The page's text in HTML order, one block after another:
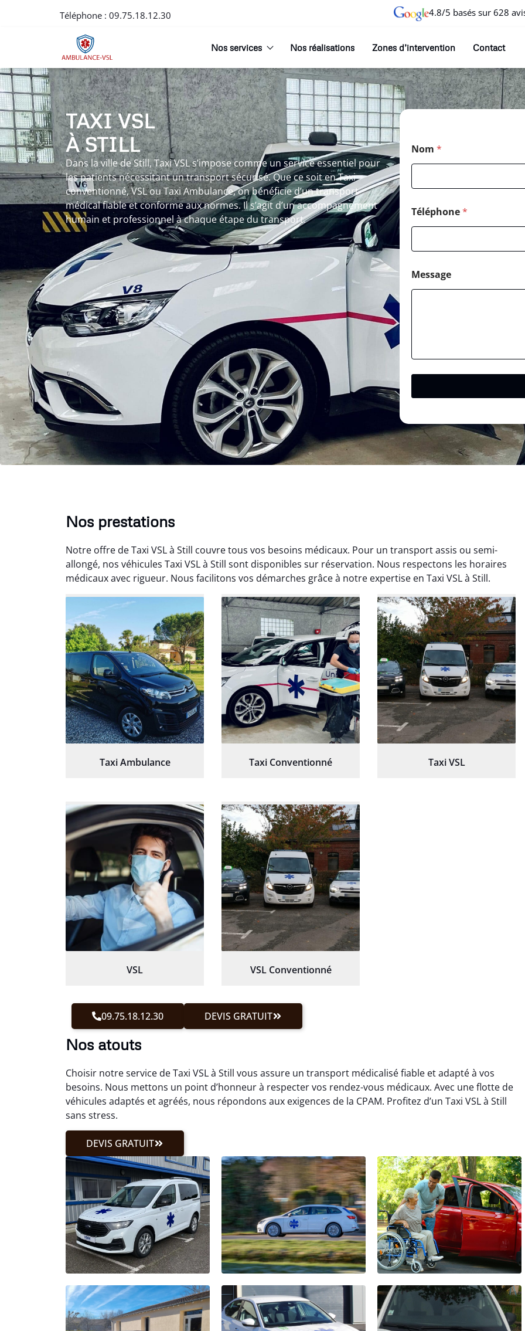
Téléphone : 09.75.18.12.30 4.8/5 basés sur 628
Nos services Nos réalisations Zones d’intervention Contact
TAXI VSL
À STILL
Dans la ville de Still, Taxi VSL s’impose comme un service essentiel pour
les patients nécessitant un transport sécurisé. Que ce soit en Taxi
conventionné, VSL ou Taxi Ambulance, on bénéficie d’un transport
médical fiable et conforme aux normes. Il s’agit d’un accompagnement
humain et professionnel à chaque étape du transport.
Nom *
Téléphone*
Message
Nos prestations
Notre offre de Taxi VSL à Still couvre tous vos besoins médicaux. Pour un transport assis ou semi-
allongé, nos véhicules Taxi VSL à Still sont disponibles sur réservation. Nous respectons les horaires
médicaux avec rigueur. Nous facilitons vos démarches grâce à notre expertise en Taxi VSL à Still.
Taxi Ambulance Taxi Conventionné Taxi VSL
VSL VSL Conventionné
09.75.18.12.30 DEVIS GRATUIT
Nos atouts
Choisir notre service de Taxi VSL à Still vous assure un transport médicalisé fiable et adapté à vos
besoins. Nous mettons un point d’honneur à respecter vos rendez-vous médicaux. Avec une flotte de
véhicules adaptés et agréés, nous répondons aux exigences de la CPAM. Profitez d’un Taxi VSL à Still
sans stress.
DEVIS GRATUIT
Arnaud Deschamps
30 janvier 2025
Très satisfait du transport,
tout s’est bien déroulé.
Chauffeur à l’écoute et
patient.
Jérémy Ferrand
8 septembre 2024
Transport ponctuel et
personnel très attentionné.
Très satisfait du service.